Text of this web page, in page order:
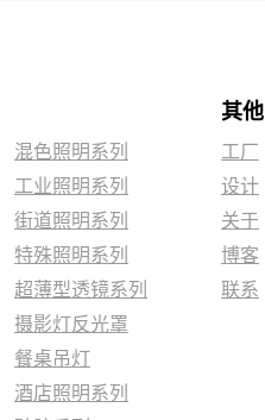
混色照明系列
工业照明系列
街道照明系列
特殊照明系列
超薄型透镜系列
摄影灯反光罩
餐桌吊灯
酒店照明系列
其他
工厂
设计
关于
博客
联系